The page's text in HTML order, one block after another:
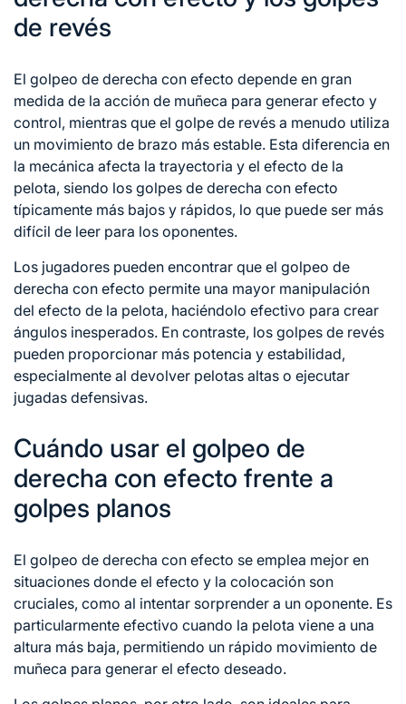
de revés
El golpeo de derecha con efecto depende en gran
medida de la acción de muñeca para generar efecto y
control, mientras que el golpe de revés a menudo utiliza
un movimiento de brazo más estable. Esta diferencia en
la mecánica afecta la trayectoria y el efecto de la
pelota, siendo los golpes de derecha con efecto
típicamente más bajos y rápidos, lo que puede ser más
difícil de leer para los oponentes.
Los jugadores pueden encontrar que el golpeo de
derecha con efecto permite una mayor manipulación
del efecto de la pelota, haciéndolo efectivo para crear
ángulos inesperados. En contraste, los golpes de revés
pueden proporcionar más potencia y estabilidad,
especialmente al devolver pelotas altas o ejecutar
jugadas defensivas.
Cuándo usar el golpeo de
derecha con efecto frente a
golpes planos
El golpeo de derecha con efecto se emplea mejor en
situaciones donde el efecto y la colocación son
cruciales, como al intentar sorprender a un oponente. Es
particularmente efectivo cuando la pelota viene a una
altura más baja, permitiendo un rápido movimiento de
muñeca para generar el efecto deseado.